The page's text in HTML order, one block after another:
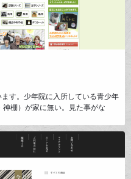
す。少年院に入所している青少年
棚）が家に無い。見た事がな
められる価格設定にしなければ、
した。お陰様で、５，０００人を
謝致しております。